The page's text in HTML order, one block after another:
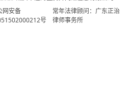
网安备
号
常年法律顾问：广东正治
律师事务所